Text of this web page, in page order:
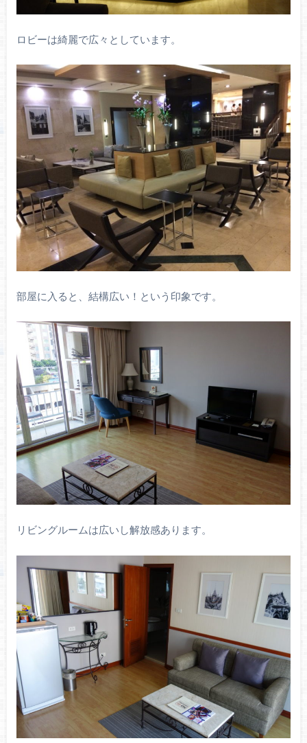
ロビーは綺麗で広々としています。
部屋に入ると、結構広い！という印象です。
リビングルームは広いし解放感あります。